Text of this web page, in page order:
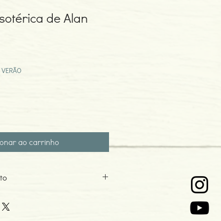
de Alan
ao carrinho